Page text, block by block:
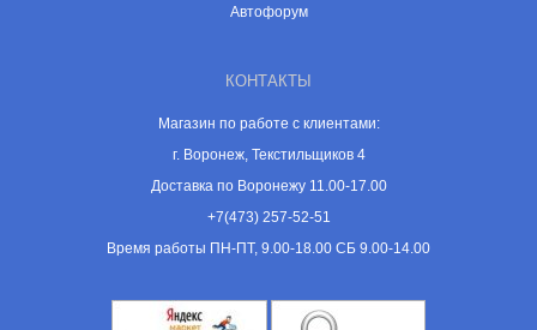
Автофорум
КОНТАКТЫ
Магазин по работе с клиентами:
г. Воронеж, Текстильщиков 4
Доставка по Воронежу 11.00-17.00
+7(473) 257-52-51
Время работы ПН-ПТ, 9.00-18.00 СБ 9.00-14.00